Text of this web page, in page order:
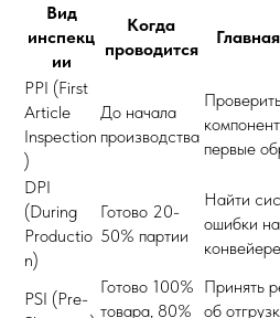
Вид
инспекц
ии
Когда
проводится
PPI (First
Article
Inspection
)
До начала
производства
первые
DPI
(During
Productio
n)
Готово 20-
50% партии
Найти
ошибки на
конвейере
PSI (Pre-
Готово 100%
товара, 80%
Принять
об